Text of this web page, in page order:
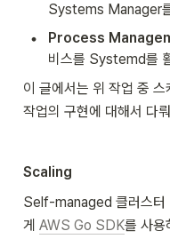
Systems Manager
• Process
비스를 Systemd를
이 글에서는 위 작업 중
작업의 구현에 대해서 다
Scaling
Self-managed 클러스터
게 AWS Go SDK를 사용